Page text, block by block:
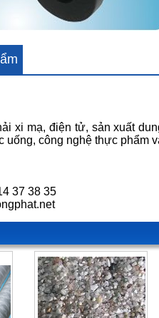
xi mạ, điện tử, sản xuất
uống, công nghệ thực phẩm
37 38 35